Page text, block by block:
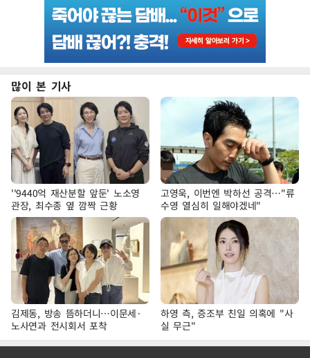
많이 본 기사
''9440억 재산분할 앞둔' 노소영
관장, 최수종 옆 깜짝 근황
고영욱, 이번엔 박하선 공격…"류
수영 열심히 일해야겠네"
김제동, 방송 뜸하더니…이문세·
노사연과 전시회서 포착
하영 측, 증조부 친일 의혹에 "사
실 무근"